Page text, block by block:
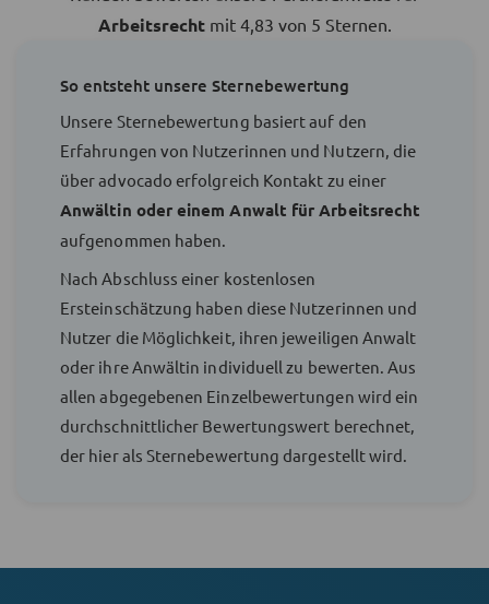
Arbeitsrechtmit 4,83 von 5 Sternen.
So entsteht unsere Sternebewertung
Unsere Sternebewertung basiert auf den
Erfahrungen von Nutzerinnen und Nutzern, die
über advocado erfolgreich Kontakt zu einer
Anwältin oder einem Anwalt für Arbeitsrecht
aufgenommen haben.
Nach Abschluss einer kostenlosen
Ersteinschätzung haben diese Nutzerinnen und
Nutzer die Möglichkeit, ihren jeweiligen Anwalt
oder ihre Anwältin individuell zu bewerten. Aus
allen abgegebenen Einzelbewertungen wird ein
durchschnittlicher Bewertungswert berechnet,
der hier als Sternebewertung dargestellt wird.